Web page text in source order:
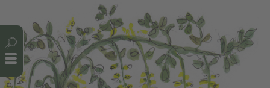
Cookie-Einstellungen